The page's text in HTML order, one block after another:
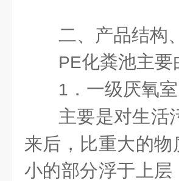
二、产品结构
PE化粪池主要
1 ．一级厌氧室
主要是对生活
来后，比重大的
小的部分浮于上